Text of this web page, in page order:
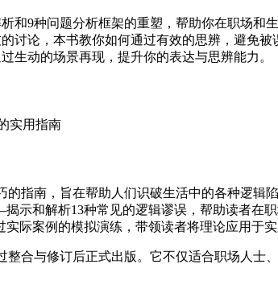
和9种问题分析框架的重塑，帮助你在职场和
讨论，本书教你如何通过有效的思辨，避免被
生动的场景再现，提升你的表达与思辨能力。
的指南，旨在帮助人们识破生活中的各种逻
示和解析13种常见的逻辑谬误，帮助读者
际案例的模拟演练，带领读者将理论应用于实
合与修订后正式出版。它不仅适合职场人